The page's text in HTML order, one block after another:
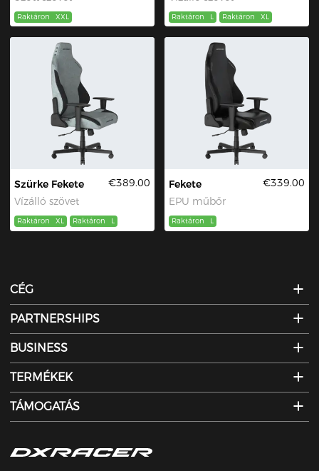
Raktáron XXL Raktáron L Raktáron XL
Szürke Fekete
Vízálló szövet
€389.00
Raktáron XL Raktáron L
Fekete
EPU műbőr
€339.00
Raktáron L
CÉG
PARTNERSHIPS
BUSINESS
TERMÉKEK
TÁMOGATÁS